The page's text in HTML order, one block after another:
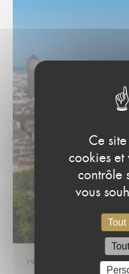
Ce
cookies et
contrôle
vous
Tout
19/03/2018